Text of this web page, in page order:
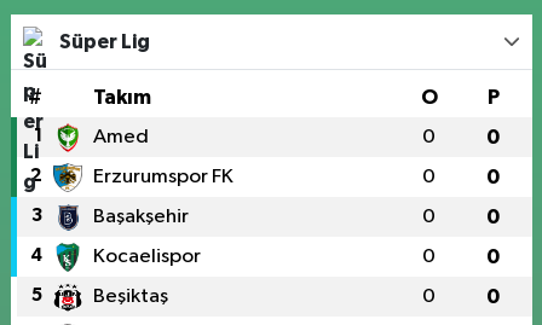
Süper Lig
# Takım O P
1 Amed 0 0
2 Erzurumspor FK 0 0
3 Başakşehir 0 0
4 Kocaelispor 0 0
5 Beşiktaş 0 0